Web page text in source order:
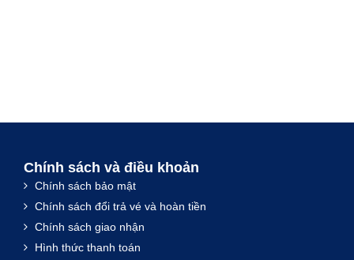
Chính sách và điều khoản
Chính sách bảo mật
Chính sách đổi trả vé và hoàn tiền
Chính sách giao nhận
Hình thức thanh toán